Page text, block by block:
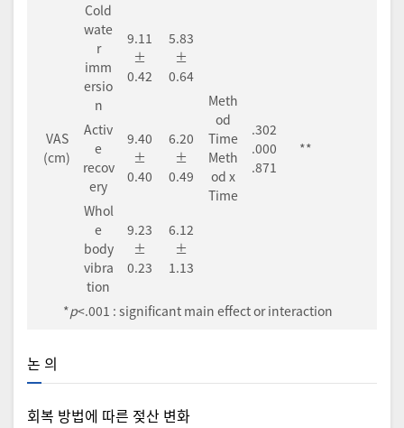
VAS
(cm)
Cold
wate
r
imm
ersio
n
9.11
±
0.42
5.83
±
0.64
Meth
od
Time
Meth
od x
Time
.302
.000
.871
**
Activ
e
recov
ery
9.40
±
0.40
6.20
±
0.49
Whol
e
body
vibra
tion
9.23
±
0.23
6.12
±
1.13
*p<.001 : significant main effect or interaction
논 의
회복 방법에 따른 젖산 변화